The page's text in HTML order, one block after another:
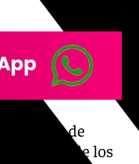
la ratio de
totalidad de los